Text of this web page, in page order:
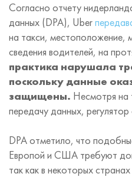
Согласно отчету
данных (DPA), Uber
на такси, местоположение,
сведения водителей, на
практика нарушала
поскольку данные
защищены. Несмотря на
передачу данных,
DPA отметило, что
Европой и США требуют
так как в некоторых